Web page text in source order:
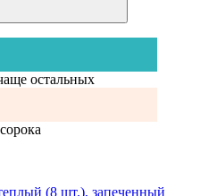
остальных
(8 шт.), запеченный